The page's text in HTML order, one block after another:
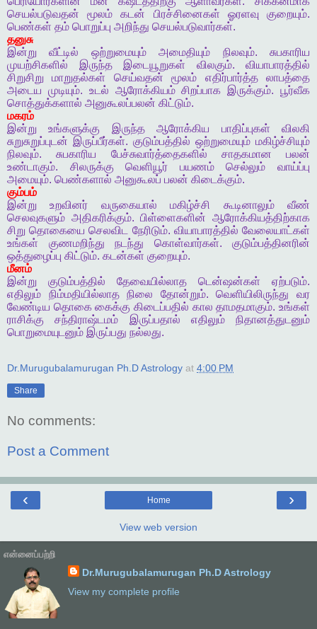
செயல்படுவதன்
மூலம் கடன் பிரச்சினைகள் ஓரளவு குறையும்.
பெண்கள் தம் பொறுப்பு அறிந்து செயல்படுவார்கள்.
தனுசு
இன்று
வீட்டில் ஒற்றுமையும் அமைதியும் நிலவும்.சுபகாரிய
முயற்சிகளில்
இருந்த இடையூறுகள் விலகும். வியாபாரத்தில்
சிறுசிறு
மாறுதல்கள் செய்வதன் மூலம் எதிர்பார்த்த
லாபத்தை
அடைய முடியும். உடல் ஆரோக்கியம் சிறப்பாக இருக்கும்.பூர்வீக
சொத்துக்களால் அனுகூலப்பலன் கிட்டும்.
மகரம்
இன்று
உங்களுக்கு இருந்த ஆரோக்கிய பாதிப்புகள்
விலகி
சுறுசுறுப்புடன் இருப்பீர்கள். குடும்பத்தில் ஒற்றுமையும் மகிழ்ச்சியும்
நிலவும்.சுபகாரிய பேச்சுவார்த்தைகளில் சாதகமான
பலன்
உண்டாகும். சிலருக்கு வெளியூர் பயணம் செல்லும்
வாய்ப்பு
அமையும். பெண்களால் அனுகூலப் பலன் கிடைக்கும்.
கும்பம்
இன்று
உறவினர் வருகையால் மகிழ்ச்சி கூடினாலும்
வீண்
செலவுகளும் அதிகரிக்கும்.பிள்ளைகளின் ஆரோக்கியத்திற்காக
சிறு தொகையை செலவிட நேரிடும். வியாபாரத்தில் வேலையாட்கள்
உங்கள்
குணமறிந்து நடந்து கொள்வார்கள். குடும்பத்தினரின்
ஒத்துழைப்பு கிட்டும். கடன்கள் குறையும்.
மீனம்
இன்று
குடும்பத்தில் தேவையில்லாத டென்ஷன்கள் ஏற்படும்.
எதிலும்
நிம்மதியில்லாத நிலை தோன்றும்.வெளியிலிருந்து
வர
வேண்டிய தொகை கைக்கு கிடைப்பதில் கால தாமதமாகும்.உங்கள்
ராசிக்கு
சந்திராஷ்டமம் இருப்பதால் எதிலும்
நிதானத்துடனும்
பொறுமையுடனும் இருப்பது நல்லது.
Dr.Murugubalamurugan Ph.D Astrology at 4:00 PM
Share
No comments:
Post a Comment
‹ ›
Home
View web version
என்னைப்பற்றி
Dr.Murugubalamurugan Ph.D Astrology
View my complete profile